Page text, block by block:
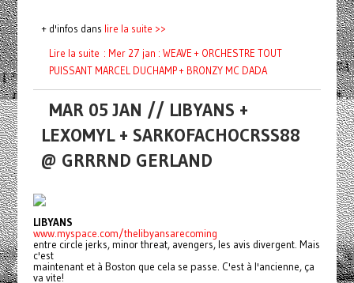
+ d'infos dans lire la suite >>
Lire la suite : Mer 27 jan : WEAVE + ORCHESTRE TOUT
PUISSANT MARCEL DUCHAMP + BRONZY MC DADA
MAR 05 JAN // LIBYANS +
LEXOMYL + SARKOFACHOCRSS88
@ GRRRND GERLAND
LIBYANS
www.myspace.com/thelibyansarecoming
entre circle jerks, minor threat, avengers, les avis divergent. Mais
c'est
maintenant et à Boston que cela se passe. C'est à l'ancienne, ça
va vite!